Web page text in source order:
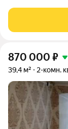
часть ул.
собственным
870 000 ₽
39,4 м² 2-комн.